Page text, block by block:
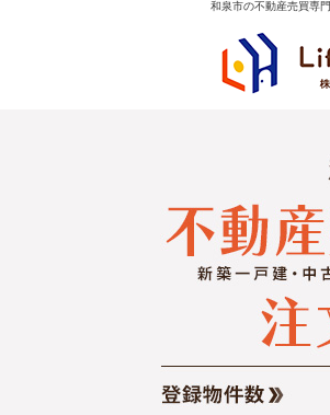
和泉市の不動産売買専